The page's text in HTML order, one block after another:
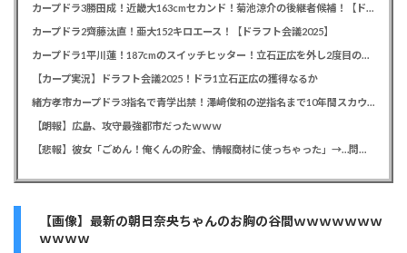
カープドラ3勝田成！近畿大163cmセカンド！菊池涼介の後継者候補！【ドラフト会議2025】
カープドラ2齊藤汰直！亜大152キロエース！【ドラフト会議2025】
カープドラ1平川蓮！187cmのスイッチヒッター！立石正広を外し2度目の重複も新井監督がクジを引き当てる！【ドラフト会議2025】
【カープ実況】ドラフト会議2025！ドラ1立石正広の獲得なるか
緒方孝市カープドラ3指名で青学出禁！澤﨑俊和の逆指名まで10年間スカウト出禁
【朗報】広島、攻守最強都市だったｗｗｗ
【悲報】彼女「ごめん！俺くんの貯金、情報商材に使っちゃった」→…問い詰めたらギャン泣きされたんだが俺が悪いのか？
【画像】最新の朝日奈央ちゃんのお胸の谷間ｗｗｗｗｗｗｗ
ｗｗｗｗ